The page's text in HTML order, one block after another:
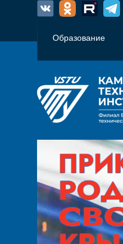
Образование